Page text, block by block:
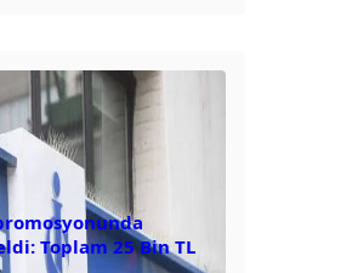
Toplam 25 Bin TL